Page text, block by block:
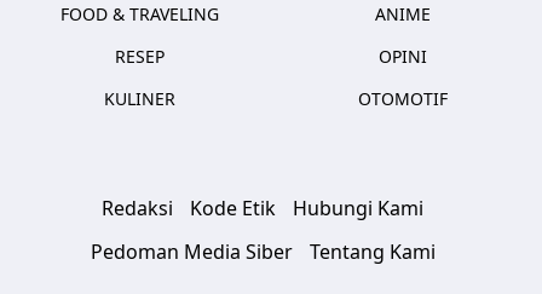
FOOD & TRAVELING
RESEP
KULINER
ANIME
OPINI
OTOMOTIF
Redaksi Kode Etik
Hubungi Kami
Pedoman Media Siber
Tentang Kami